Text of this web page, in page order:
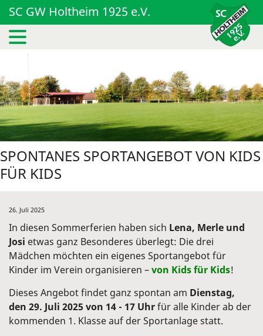
SC GW Holtheim 1925 e.V.
SPONTANES SPORTANGEBOT VON KIDS
FÜR KIDS
26. Juli 2025
In diesen Sommerferien haben sich Lena, Merle und
Josi etwas ganz Besonderes überlegt: Die drei
Mädchen möchten ein eigenes Sportangebot für
Kinder im Verein organisieren –von Kids für Kids!
Dieses Angebot findet ganz spontan am Dienstag,
den 29. Juli 2025 von 14 - 17 Uhrfür alle Kinder ab der
kommenden 1. Klasse auf der Sportanlage statt.